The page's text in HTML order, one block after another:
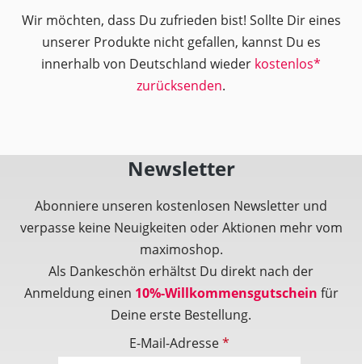
Wir möchten, dass Du zufrieden bist! Sollte Dir eines
unserer Produkte nicht gefallen, kannst Du es
innerhalb von Deutschland wieder kostenlos*
zurücksenden.
Newsletter
Abonniere unseren kostenlosen Newsletter und
verpasse keine Neuigkeiten oder Aktionen mehr vom
maximoshop.
Als Dankeschön erhältst Du direkt nach der
Anmeldung einen 10%-Willkommensgutschein für
Deine erste Bestellung.
E-Mail-Adresse*